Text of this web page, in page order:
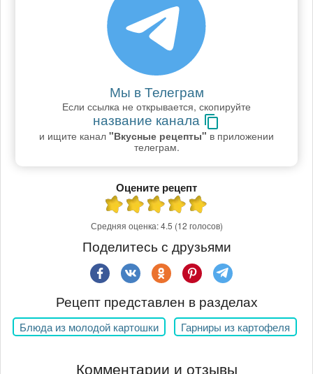
Мы в Телеграм
Если ссылка не открывается, скопируйте
название канала
и ищите канал "Вкусные рецепты" в приложении
телеграм.
Оцените рецепт
Средняя оценка:4.5 (12 голосов)
Поделитесь с друзьями
Рецепт представлен в разделах
Блюда из молодой картошки Гарниры из картофеля
Комментарии и отзывы